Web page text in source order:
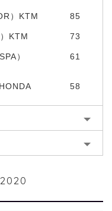
）KTM 85
KTM 73
）
61
58